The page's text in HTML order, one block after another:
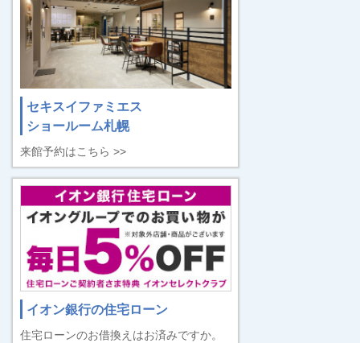
セキスイファミエス
ショールーム札幌
来館予約はこちら >>
イオン銀行の住宅ローン
住宅ローンのお借換えはお済みですか。